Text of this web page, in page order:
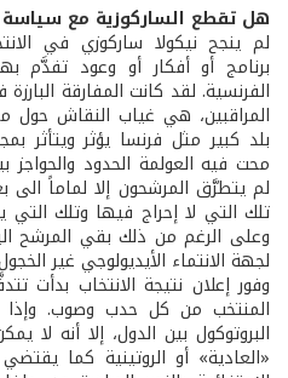
هل تقطع الساركوزية مع سياسة
لم ينجح نيكولا ساركوزي في
برنامج أو أفكار أو وعود تقدَّم
الفرنسية. لقد كانت المفارقة
المراقبين، هي غياب النقاش
بلد كبير مثل فرنسا يؤثر ويتأثر
محت فيه العولمة الحدود والحواجز
لم يتطرَّق المرشحون إلا لماماً الى
تلك التي لا إحراج فيها وتلك
وعلى الرغم من ذلك بقي المرشح
لجهة الانتماء الأيديولوجي غير
وفور إعلان نتيجة الانتخاب بدأت
المنتخب من كل حدب وصوب. وإذا
البروتوكول بين الدول، إلا أنه لا
«العادية» أو الروتينية كما